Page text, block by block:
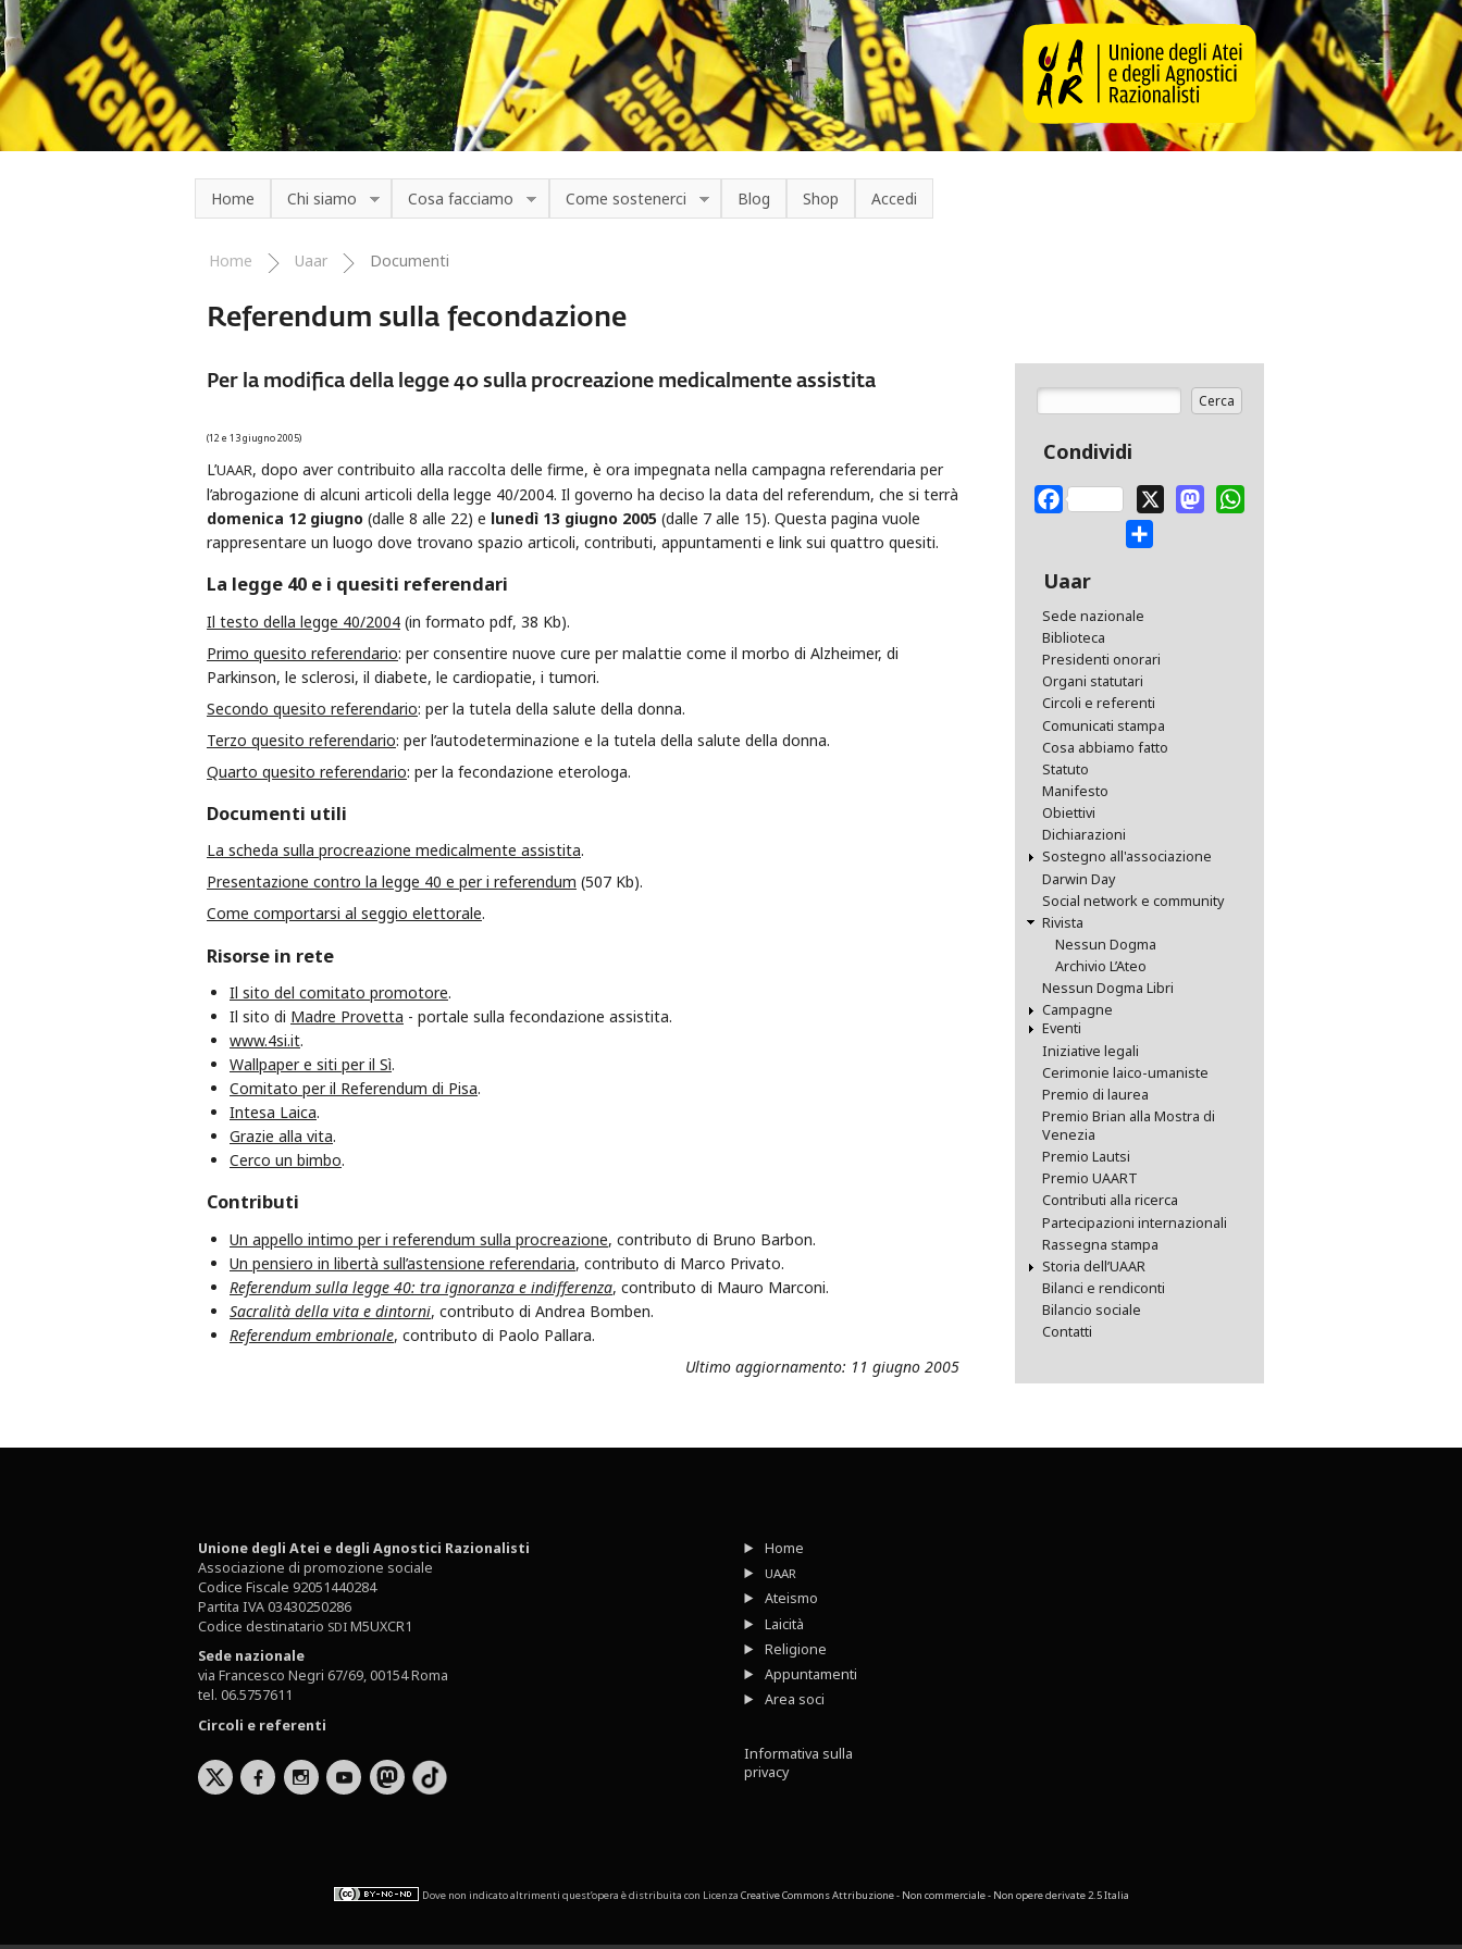
Salta al contenuto principale
Home Chi siamo Cosa facciamo Come sostenerci Blog Shop Accedi
Tu sei qui
Home Uaar Documenti
Referendum sulla fecondazione
Per la modifica della legge 40 sulla procreazione medicalmente assistita
(12 e 13 giugno 2005)
L’UAAR, dopo aver contribuito alla raccolta delle firme, è ora impegnata nella campagna referendaria per
l’abrogazione di alcuni articoli della legge 40/2004. Il governo ha deciso la data del referendum, che si terrà
domenica 12 giugno (dalle 8 alle 22) e lunedì 13 giugno 2005 (dalle 7 alle 15). Questa pagina vuole
rappresentare un luogo dove trovano spazio articoli, contributi, appuntamenti e link sui quattro quesiti.
La legge 40 e i quesiti referendari
Il testo della legge 40/2004 (in formato pdf, 38 Kb).
Primo quesito referendario: per consentire nuove cure per malattie come il morbo di Alzheimer, di
Parkinson, le sclerosi, il diabete, le cardiopatie, i tumori.
Secondo quesito referendario: per la tutela della salute della donna.
Terzo quesito referendario: per l’autodeterminazione e la tutela della salute della donna.
Quarto quesito referendario: per la fecondazione eterologa.
Documenti utili
La scheda sulla procreazione medicalmente assistita.
Presentazione contro la legge 40 e per i referendum (507 Kb).
Come comportarsi al seggio elettorale.
Risorse in rete
Il sito del comitato promotore.
Il sito di Madre Provetta - portale sulla fecondazione assistita.
www.4si.it.
Wallpaper e siti per il Sì.
Comitato per il Referendum di Pisa.
Intesa Laica.
Grazie alla vita.
Cerco un bimbo.
Contributi
Un appello intimo per i referendum sulla procreazione, contributo di Bruno Barbon.
Un pensiero in libertà sull’astensione referendaria, contributo di Marco Privato.
Referendum sulla legge 40: tra ignoranza e indifferenza, contributo di Mauro Marconi.
Sacralità della vita e dintorni, contributo di Andrea Bomben.
Referendum embrionale, contributo di Paolo Pallara.
Ultimo aggiornamento: 11 giugno 2005
Form di ricerca
Cerca
Condividi
Facebook
X Mastodon
WhatsApp
Uaar
Sede nazionale
Biblioteca
Presidenti onorari
Organi statutari
Circoli e referenti
Comunicati stampa
Cosa abbiamo fatto
Statuto
Manifesto
Obiettivi
Dichiarazioni
Sostegno all'associazione
Darwin Day
Social network e community
Rivista
Nessun Dogma
Archivio L’Ateo
Nessun Dogma Libri
Campagne
Eventi
Iniziative legali
Cerimonie laico-umaniste
Premio di laurea
Premio Brian alla Mostra di
Venezia
Premio Lautsi
Premio UAART
Contributi alla ricerca
Partecipazioni internazionali
Rassegna stampa
Storia dell’UAAR
Bilanci e rendiconti
Bilancio sociale
Contatti
Unione degli Atei e degli Agnostici Razionalisti
Associazione di promozione sociale
Codice Fiscale 92051440284
Partita IVA 03430250286
Codice destinatario SDI M5UXCR1
Sede nazionale
via Francesco Negri 67/69, 00154 Roma
tel. 06.5757611
Circoli e referenti
b x r
Home
UAAR
Ateismo
Laicità
Religione
Appuntamenti
Area soci
Informativa sulla
privacy
Dove non indicato altrimenti quest’opera è distribuita con Licenza Creative Commons Attribuzione - Non commerciale - Non opere derivate 2.5 Italia